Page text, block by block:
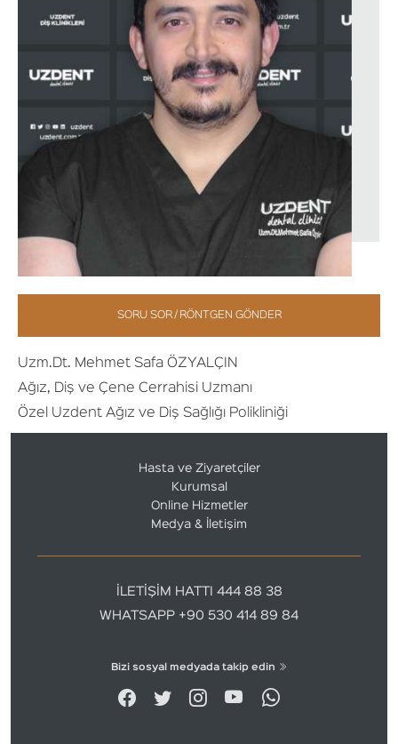
SORU SOR / RÖNTGEN GÖNDER
Uzm.Dt. Mehmet Safa ÖZYALÇIN
Ağız, Diş ve Çene Cerrahisi Uzmanı
Özel Uzdent Ağız ve Diş Sağlığı Polikliniği
Hasta ve Ziyaretçiler
Kurumsal
Online Hizmetler
Medya & İletişim
İLETİŞİM HATTI 444 88 38
WHATSAPP +90 530 414 89 84
Bizi sosyal medyada takip edin